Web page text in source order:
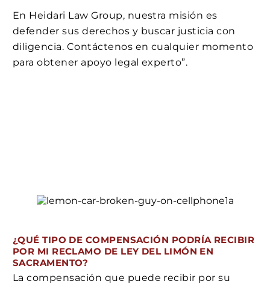
En Heidari Law Group, nuestra misión es
defender sus derechos y buscar justicia con
diligencia. Contáctenos en cualquier momento
para obtener apoyo legal experto”.
¿QUÉ TIPO DE COMPENSACIÓN PODRÍA RECIBIR
POR MI RECLAMO DE LEY DEL LIMÓN EN
SACRAMENTO?
La compensación que puede recibir por su